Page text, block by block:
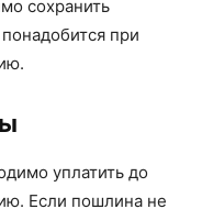
сохранить
при
уплатить до
Если пошлина не